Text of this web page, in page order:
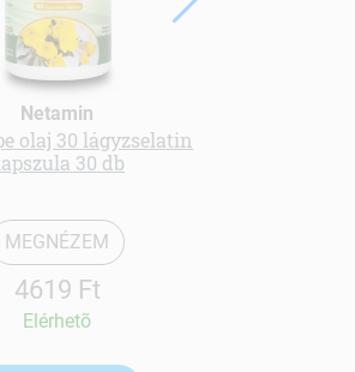
Netamin
olaj 30 lágyzselatin
30 db
MEGNÉZEM
4619 Ft
Elérhetõ